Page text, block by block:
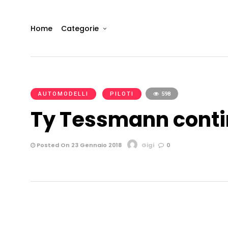
Home Categorie
AUTOMODELLI PILOTI 598
Ty Tessmann
Posted On 23 Gennaio 2018 Gigi 0